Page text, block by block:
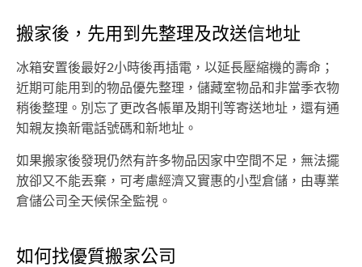
搬家後，先用到先整理及改送信地址
冰箱安置後最好2小時後再插電，以延長壓縮機的壽命；
近期可能用到的物品優先整理，儲藏室物品和非當季衣物
稍後整理。別忘了更改各帳單及期刊等寄送地址，還有通
知親友換新電話號碼和新地址。
如果搬家後發現仍然有許多物品因家中空間不足，無法擺
放卻又不能丟棄，可考慮經濟又實惠的小型倉儲，由專業
倉儲公司全天候保全監視。
如何找優質搬家公司